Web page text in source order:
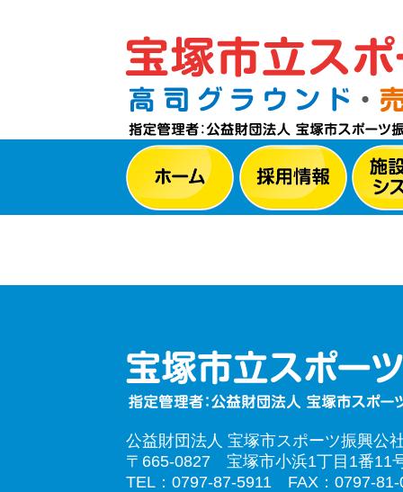
公益財団法人 宝塚市スポーツ振興公
〒665-0827 宝塚市小浜1丁目1番11
TEL：0797-87-5911 FAX：0797-81-